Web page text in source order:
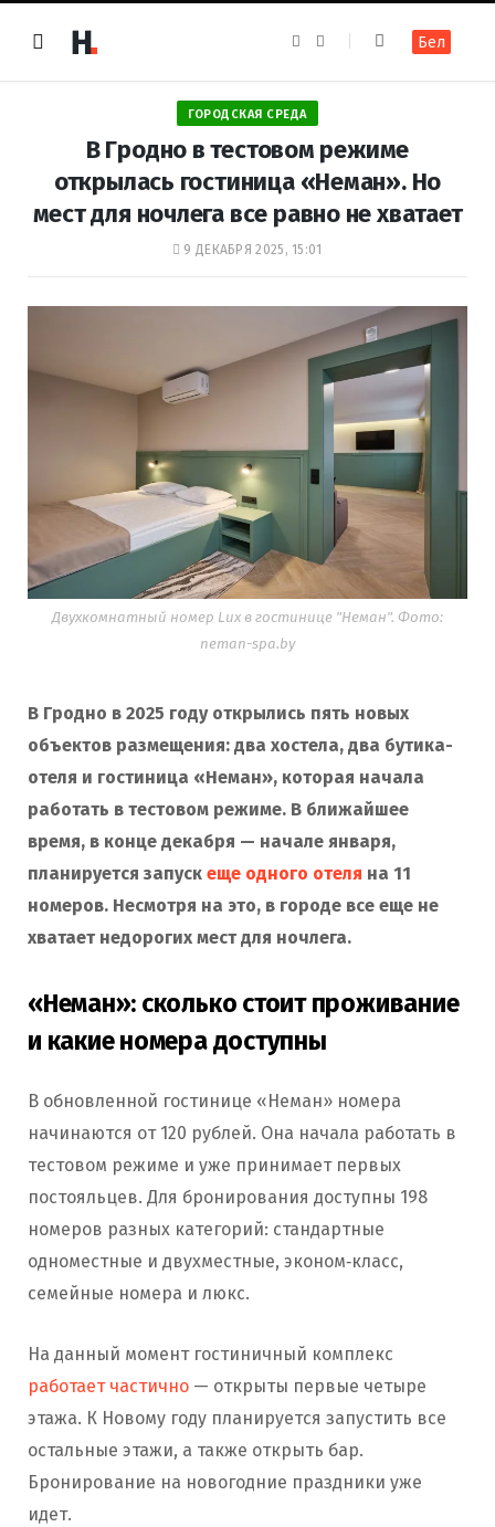
e
b
o
o
k
t
a
m
Бел
ГОРОДСКАЯ СРЕДА
В Гродно в тестовом режиме
открылась гостиница «Неман». Но
мест для ночлега все равно не хватает
9 ДЕКАБРЯ 2025, 15:01
Двухкомнатный номер Lux в гостинице "Неман". Фото:
neman-spa.by
В Гродно в 2025 году открылись пять новых
объектов размещения: два хостела, два бутика-
отеля и гостиница «Неман», которая начала
работать в тестовом режиме. В ближайшее
время, в конце декабря — начале января,
планируется запуск еще одного отеля на 11
номеров. Несмотря на это, в городе все еще не
хватает недорогих мест для ночлега.
«Неман»: сколько стоит проживание
и какие номера доступны
В обновленной гостинице «Неман» номера
начинаются от 120 рублей. Она начала работать в
тестовом режиме и уже принимает первых
постояльцев. Для бронирования доступны 198
номеров разных категорий: стандартные
одноместные и двухместные, эконом‑класс,
семейные номера и люкс.
На данный момент гостиничный комплекс
работает частично — открыты первые четыре
этажа. К Новому году планируется запустить все
остальные этажи, а также открыть бар.
Бронирование на новогодние праздники уже
идет.